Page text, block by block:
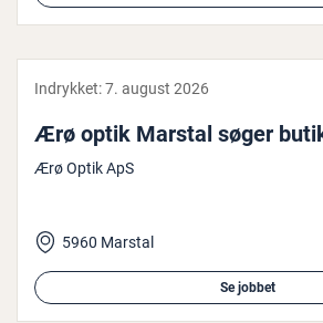
Indrykket:7. august 2026
Ærø optik Marstal søger
Ærø Optik ApS
5960 Marstal
Se jobbet